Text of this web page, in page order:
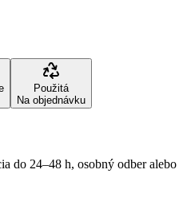
Použitá
Na objednávku
do 24–48 h, osobný odber alebo